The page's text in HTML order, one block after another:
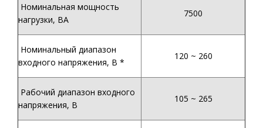
Номинальная мощность
нагрузки, ВА
7500
Номинальный диапазон
входного напряжения, В *
120 ~ 260
Рабочий диапазон входного
напряжения, В
105 ~ 265